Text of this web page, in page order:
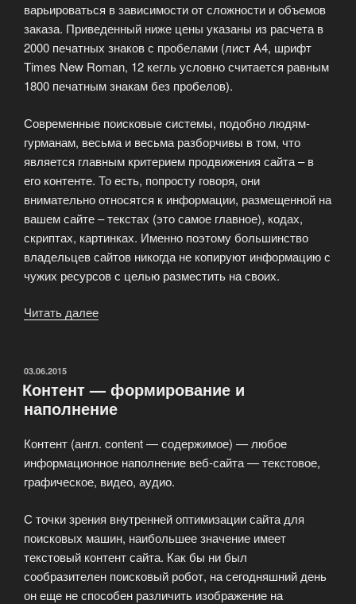
варьироваться в зависимости от сложности и объемов
заказа. Приведенный ниже цены указаны из расчета в
2000 печатных знаков с пробелами (лист А4, шрифт
Times New Roman, 12 кегль условно считается равным
1800 печатным знакам без пробелов).
Современные поисковые системы, подобно людям-
гурманам, весьма и весьма разборчивы в том, что
является главным критерием продвижения сайта – в
его контенте. То есть, попросту говоря, они
внимательно относятся к информации, размещенной на
вашем сайте – текстах (это самое главное), кодах,
скриптах, картинках. Именно поэтому большинство
владельцев сайтов никогда не копируют информацию с
чужих ресурсов с целью разместить на своих.
Читать далее
ОПУБЛИКОВАНО
03.06.2015
Контент — формирование и
наполнение
Контент (англ. content — содержимое) — любое
информационное наполнение веб-сайта — текстовое,
графическое, видео, аудио.
С точки зрения внутренней оптимизации сайта для
поисковых машин, наибольшее значение имеет
текстовый контент сайта. Как бы ни был
сообразителен поисковый робот, на сегодняшний день
он еще не способен различить изображение на